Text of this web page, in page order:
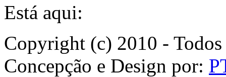
Está aqui:
Copyright (c) 2010 -
Concepção e Design por: